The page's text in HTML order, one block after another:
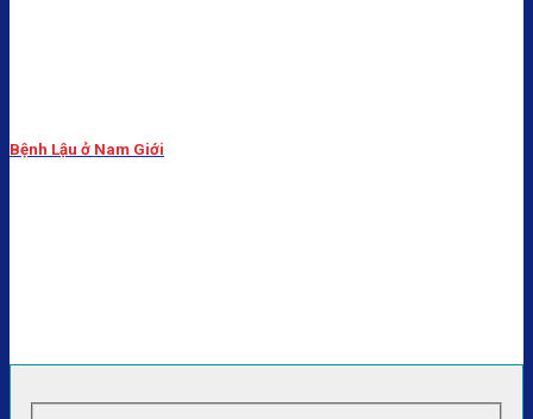
Bệnh Lậu ở Nam Giới